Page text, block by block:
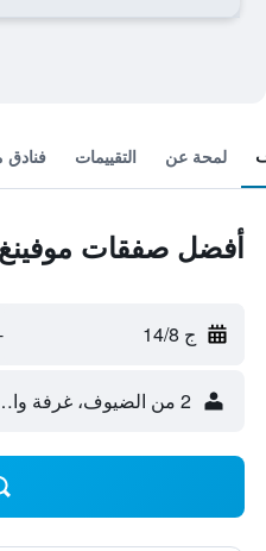
لمحة عن التقييمات فنادق
أفضل صفقات
ج 14/8
2 من الضيوف، غرفة واحدة